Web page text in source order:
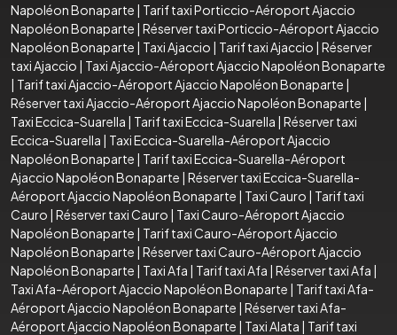
Napoléon Bonaparte | Tarif taxi Porticcio-Aéroport Ajaccio
Napoléon Bonaparte | Réserver taxi Porticcio-Aéroport Ajaccio
Napoléon Bonaparte | Taxi Ajaccio | Tarif taxi Ajaccio | Réserver
taxi Ajaccio | Taxi Ajaccio-Aéroport Ajaccio Napoléon Bonaparte
| Tarif taxi Ajaccio-Aéroport Ajaccio Napoléon Bonaparte |
Réserver taxi Ajaccio-Aéroport Ajaccio Napoléon Bonaparte |
Taxi Eccica-Suarella | Tarif taxi Eccica-Suarella | Réserver taxi
Eccica-Suarella | Taxi Eccica-Suarella-Aéroport Ajaccio
Napoléon Bonaparte | Tarif taxi Eccica-Suarella-Aéroport
Ajaccio Napoléon Bonaparte | Réserver taxi Eccica-Suarella-
Aéroport Ajaccio Napoléon Bonaparte | Taxi Cauro | Tarif taxi
Cauro | Réserver taxi Cauro | Taxi Cauro-Aéroport Ajaccio
Napoléon Bonaparte | Tarif taxi Cauro-Aéroport Ajaccio
Napoléon Bonaparte | Réserver taxi Cauro-Aéroport Ajaccio
Napoléon Bonaparte | Taxi Afa | Tarif taxi Afa | Réserver taxi Afa |
Taxi Afa-Aéroport Ajaccio Napoléon Bonaparte | Tarif taxi Afa-
Aéroport Ajaccio Napoléon Bonaparte | Réserver taxi Afa-
Aéroport Ajaccio Napoléon Bonaparte | Taxi Alata | Tarif taxi